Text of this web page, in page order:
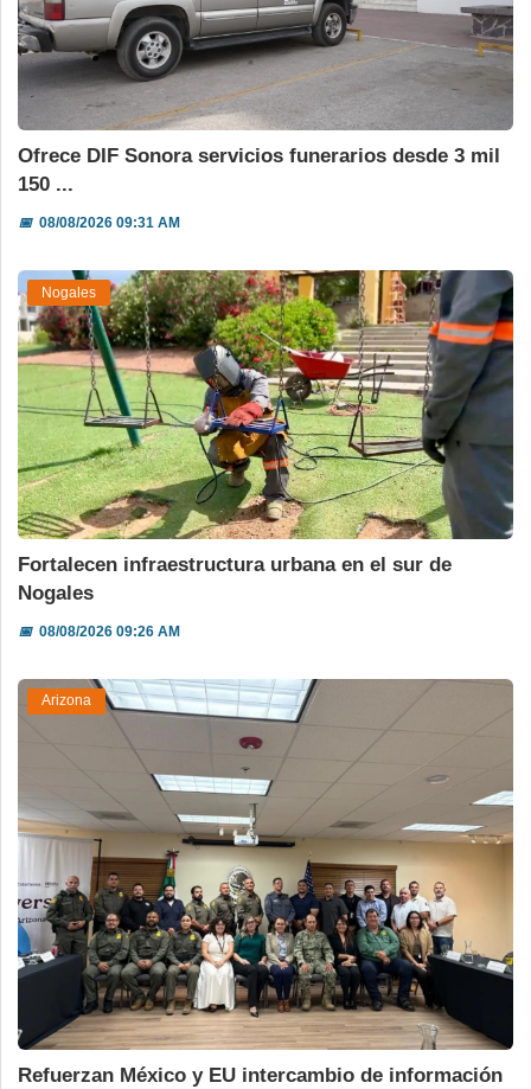
Ofrece DIF Sonora servicios funerarios desde 3 mil
150 ...
📅08/08/2026 09:31 AM
Nogales
Fortalecen infraestructura urbana en el sur de
Nogales
📅08/08/2026 09:26 AM
Arizona
Refuerzan México y EU intercambio de información